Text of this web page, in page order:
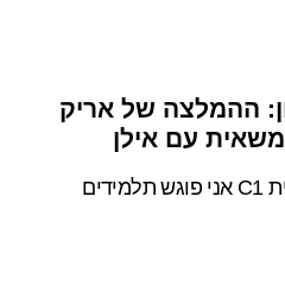
גלגלי ל- 12 טון: ההמלצה של אריק
עם אילן
בתור מורה נהיגה למשאית C1 אני פוגש תלמידים